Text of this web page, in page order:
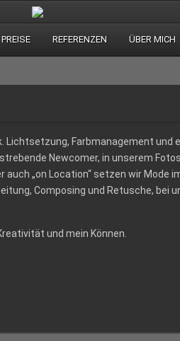
PREISE REFERENZEN ÜBER MICH
Farbmanagement und
Newcomer, in unserem
„on Location“ setzen wir Mode
Composing und Retusche, bei
und mein Können.